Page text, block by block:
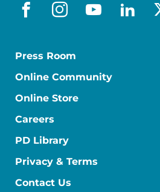
facebook_es
instagram
Press Room
Online Community
Online Store
Careers
PD Library
Privacy & Terms
Contact Us